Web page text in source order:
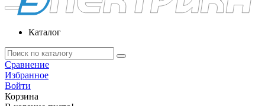
Каталог
Сравнение
Избранное
Войти
Корзина